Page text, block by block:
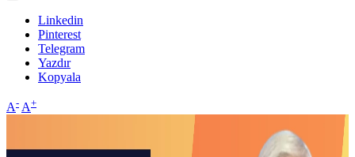
Linkedin
Pinterest
Telegram
Yazdır
Kopyala
A- A+